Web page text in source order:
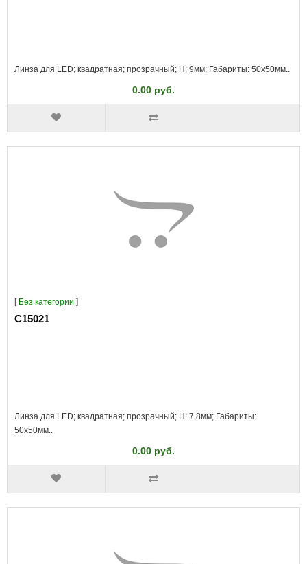
Линза для LED; квадратная; прозрачный; H: 9мм; Габариты: 50x50мм..
0.00 руб.
[ Без категории ]
C15021
Линза для LED; квадратная; прозрачный; H: 7,8мм; Габариты:
50x50мм..
0.00 руб.